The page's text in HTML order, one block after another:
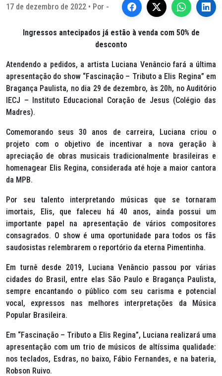
17 de dezembro de 2022 • Por -
Ingressos antecipados já estão à venda com 50% de
desconto
Atendendo a pedidos, a artista Luciana Venâncio fará a última
apresentação do show “Fascinação – Tributo a Elis Regina” em
Bragança Paulista, no dia 29 de dezembro, às 20h, no Auditório
IECJ – Instituto Educacional Coração de Jesus (Colégio das
Madres).
Comemorando seus 30 anos de carreira, Luciana criou o
projeto com o objetivo de incentivar a nova geração à
apreciação de obras musicais tradicionalmente brasileiras e
homenagear Elis Regina, considerada até hoje a maior cantora
da MPB.
Por seu talento interpretando músicas que se tornaram
imortais, Elis, que faleceu há 40 anos, ainda possui um
importante papel na apresentação de vários compositores
consagrados. O show é uma oportunidade para todos os fãs
saudosistas relembrarem o reportório da eterna Pimentinha.
Em turnê desde 2019, Luciana Venâncio passou por várias
cidades do Brasil, entre elas São Paulo e Bragança Paulista,
sempre encantando o público com seu carisma e potencial
vocal, expressos nas melhores interpretações da Música
Popular Brasileira.
Em “Fascinação – Tributo a Elis Regina”, Luciana realizará uma
apresentação com um trio de músicos de altíssima qualidade:
nos teclados, Esdras, no baixo, Fábio Fernandes, e na bateria,
Robson Ruivo.